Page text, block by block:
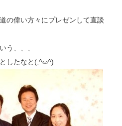
の偉い方々にプレゼンして直談
う、、、
したなと(;^ω^)